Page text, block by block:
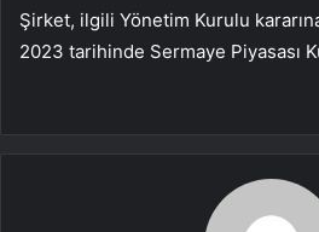
Şirket, ilgili Yönetim Kurulu
2023 tarihinde Sermaye Piyasası